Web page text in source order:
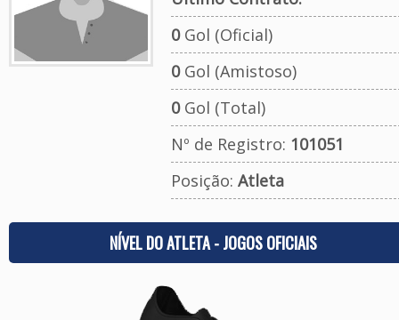
0Gol (Oficial)
0Gol (Amistoso)
0Gol (Total)
Nº de Registro: 101051
Posição: Atleta
NÍVEL DO ATLETA - JOGOS OFICIAIS